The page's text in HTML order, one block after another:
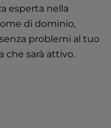
esperta nella
di dominio,
problemi al tuo
che sarà attivo.